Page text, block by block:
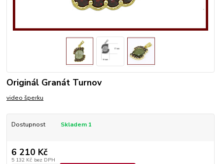
Originál Granát Turnov
video šperku
Dostupnost Skladem 1
6 210 Kč
5 132 Kč bez DPH